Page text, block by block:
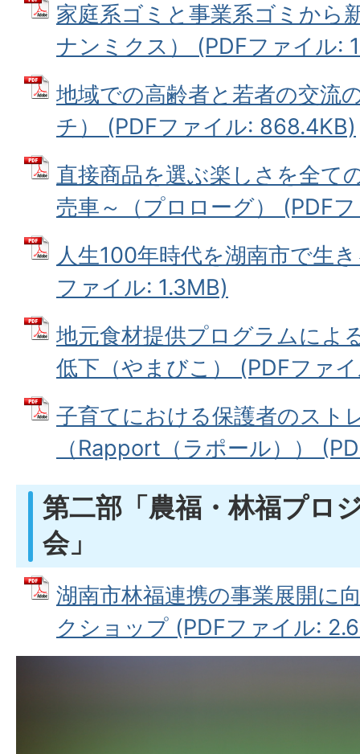
家庭系ゴミと事業系ゴミから
ナンミクス） (PDFファイル:
地域での高齢者と若者の交流
チ） (PDFファイル: 868.4KB)
直接商品を選ぶ楽しさを全て
売車～（プロローグ） (PDF
人生100年時代を湖南市で生
ファイル: 1.3MB)
地元食材提供プログラムによ
低下（やまびこ） (PDFファ
子育てにおける保護者のスト
（Rapport（ラポール））
第二部「農福・林福プロ
会」
湖南市林福連携の事業展開に
クショップ (PDFファイル: